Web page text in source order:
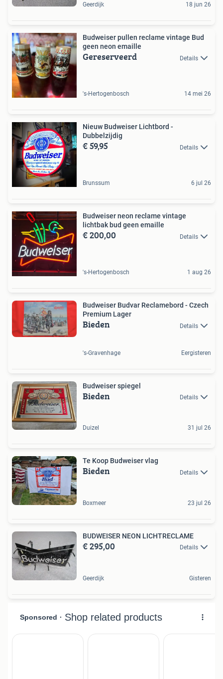
Geerdijk 18 jun 26
Budweiser pullen reclame vintage Bud
geen neon emaille
Gereserveerd Details
's-Hertogenbosch 14 mei 26
Nieuw Budweiser Lichtbord -
Dubbelzijdig
€ 59,95 Details
Brunssum 6 jul 26
Budweiser neon reclame vintage
lichtbak bud geen emaille
€ 200,00 Details
's-Hertogenbosch 1 aug 26
Budweiser Budvar Reclamebord - Czech
Premium Lager
Bieden Details
's-Gravenhage Eergisteren
Budweiser spiegel
Bieden Details
Duizel 31 jul 26
Te Koop Budweiser vlag
Bieden Details
Boxmeer 23 jul 26
BUDWEISER NEON LICHTRECLAME
€ 295,00 Details
Geerdijk Gisteren